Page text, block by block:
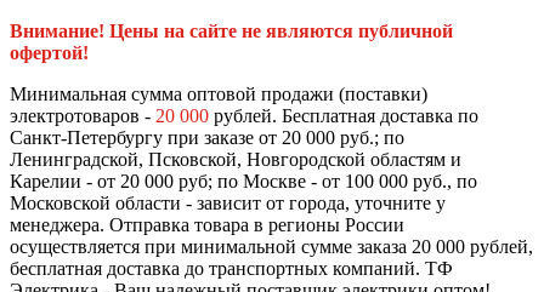
Внимание! Цены на сайте не являются публичной
офертой!
Минимальная сумма оптовой продажи (поставки)
электротоваров - 20 000 рублей. Бесплатная доставка по
Санкт-Петербургу при заказе от 20 000 руб.; по
Ленинградской, Псковской, Новгородской областям и
Карелии - от 20 000 руб; по Москве - от 100 000 руб., по
Московской области - зависит от города, уточните у
менеджера. Отправка товара в регионы России
осуществляется при минимальной сумме заказа 20 000 рублей,
бесплатная доставка до транспортных компаний. ТФ